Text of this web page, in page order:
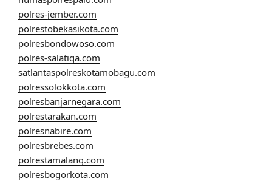
polres-jember.com
polrestobekasikota.com
polresbondowoso.com
polres-salatiga.com
satlantaspolreskotamobagu.com
polressolokkota.com
polresbanjarnegara.com
polrestarakan.com
polresnabire.com
polresbrebes.com
polrestamalang.com
polresbogorkota.com